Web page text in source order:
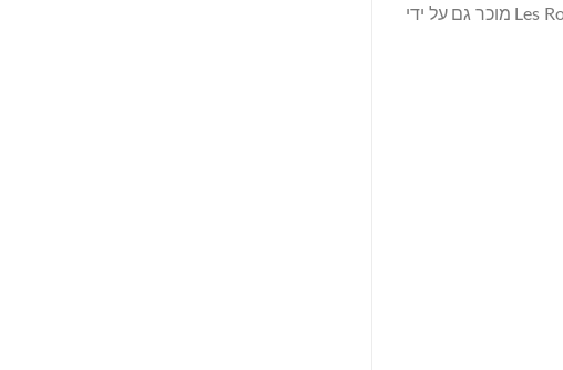
Les Roches קיבלה הכרה רשמית מהמועצה השוויצרית להסמכה (SAC) כמכון שוויצרי למדעים יישומיים. בנוסף להכרה זו, Les Roches מוכר גם על ידי